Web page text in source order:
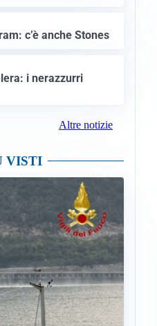
c’è anche Stones
i nerazzurri
Altre notizie
VISTI